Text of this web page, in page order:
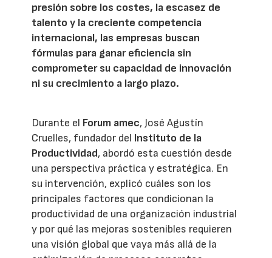
presión sobre los costes, la escasez de
talento y la creciente competencia
internacional, las empresas buscan
fórmulas para ganar eficiencia sin
comprometer su capacidad de innovación
ni su crecimiento a largo plazo.
Durante el Forum amec, José Agustín
Cruelles, fundador del Instituto de la
Productividad, abordó esta cuestión desde
una perspectiva práctica y estratégica. En
su intervención, explicó cuáles son los
principales factores que condicionan la
productividad de una organización industrial
y por qué las mejoras sostenibles requieren
una visión global que vaya más allá de la